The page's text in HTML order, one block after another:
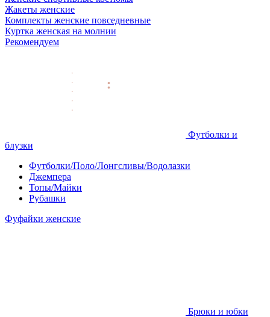
Жакеты женские
Комплекты женские повседневные
Куртка женская на молнии
Рекомендуем
Футболки и
блузки
Футболки/Поло/Лонгсливы/Водолазки
Джемпера
Топы/Майки
Рубашки
Фуфайки женские
Брюки и юбки